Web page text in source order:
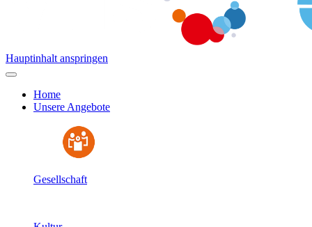
Hauptinhalt anspringen
Home
Unsere Angebote
Gesellschaft